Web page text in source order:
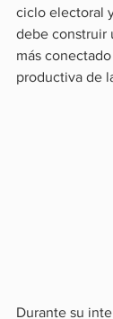
ciclo electoral
debe construir
más
productiva de
Durante su